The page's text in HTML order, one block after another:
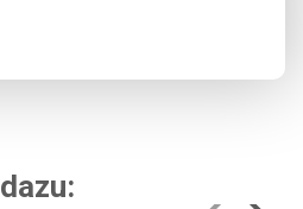
dazu: